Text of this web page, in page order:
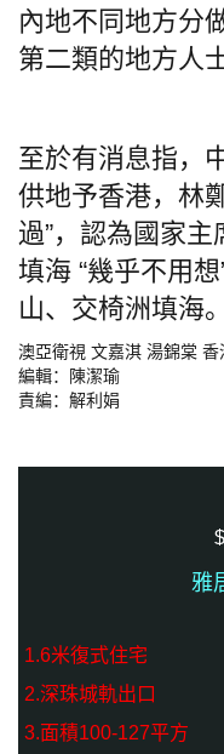
內地不同地方分
第二類的地方人
至於有消息指，
供地予香港，林
過”，認為國家
填海 “幾乎不用
山、交椅洲填海。
澳亞衛視 文嘉淇 湯錦棠 香
編輯：陳潔瑜
責編：解利娟
雅
1.6米復式住宅
2.深珠城軌出口
3.面積100-127平方